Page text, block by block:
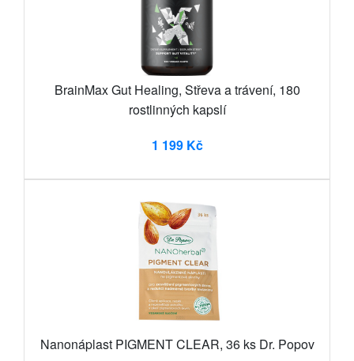
BrainMax Gut Healing, Střeva a trávení, 180
rostlinných kapslí
1 199 Kč
Nanonáplast PIGMENT CLEAR, 36 ks Dr. Popov